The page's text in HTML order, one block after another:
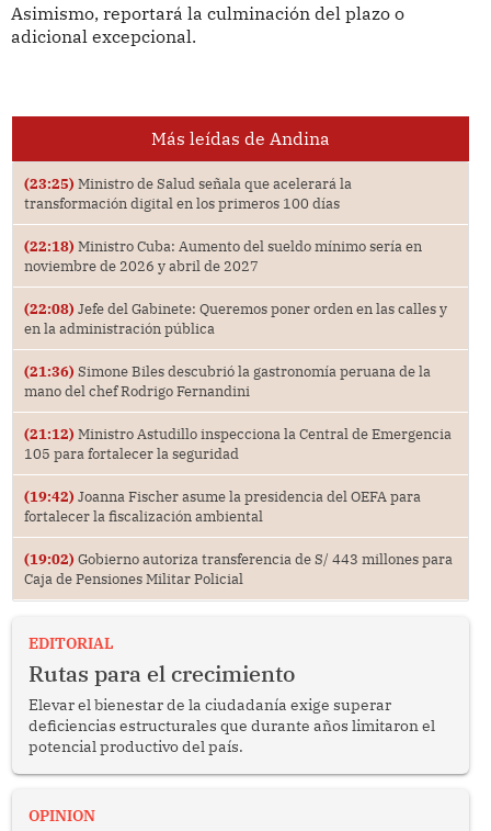
Asimismo, reportará la culminación del plazo o
adicional excepcional.
Más leídas de Andina
(23:25) Ministro de Salud señala que acelerará la
transformación digital en los primeros 100 días
(22:18) Ministro Cuba: Aumento del sueldo mínimo sería en
noviembre de 2026 y abril de 2027
(22:08) Jefe del Gabinete: Queremos poner orden en las calles y
en la administración pública
(21:36) Simone Biles descubrió la gastronomía peruana de la
mano del chef Rodrigo Fernandini
(21:12) Ministro Astudillo inspecciona la Central de Emergencia
105 para fortalecer la seguridad
(19:42) Joanna Fischer asume la presidencia del OEFA para
fortalecer la fiscalización ambiental
(19:02) Gobierno autoriza transferencia de S/ 443 millones para
Caja de Pensiones Militar Policial
EDITORIAL
Rutas para el crecimiento
Elevar el bienestar de la ciudadanía exige superar
deficiencias estructurales que durante años limitaron el
potencial productivo del país.
OPINION